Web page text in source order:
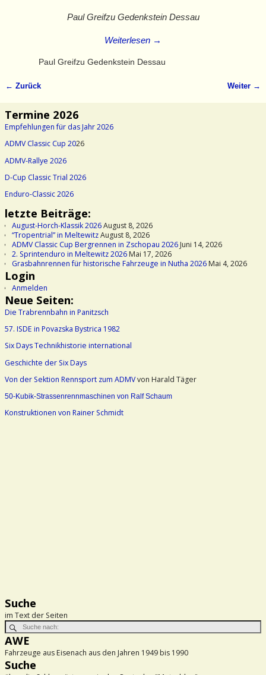
Paul Greifzu Gedenkstein Dessau
Weiterlesen →
Paul Greifzu Gedenkstein Dessau
← Zurück Weiter →
Termine 2026
Empfehlungen für das Jahr 2026
ADMV Classic Cup 2026
ADMV-Rallye 2026
D-Cup Classic Trial 2026
Enduro-Classic 2026
letzte Beiträge:
August-Horch-Klassik 2026August 8, 2026
“Tropentrial” in MeltewitzAugust 8, 2026
ADMV Classic Cup Bergrennen in Zschopau 2026Juni 14, 2026
2. Sprintenduro in Meltewitz 2026Mai 17, 2026
Grasbahnrennen für historische Fahrzeuge in Nutha 2026Mai 4, 2026
Login
Anmelden
Neue Seiten:
Die Trabrennbahn in Panitzsch
57. ISDE in Povazska Bystrica 1982
Six Days Technikhistorie international
Geschichte der Six Days
Von der Sektion Rennsport zum ADMVvon Harald Täger
50-Kubik-Strassenrennmaschinen von Ralf Schaum
Konstruktionen von Rainer Schmidt
Suche
im Text der Seiten
AWE
Fahrzeuge aus Eisenach aus den Jahren 1949 bis 1990
Suche